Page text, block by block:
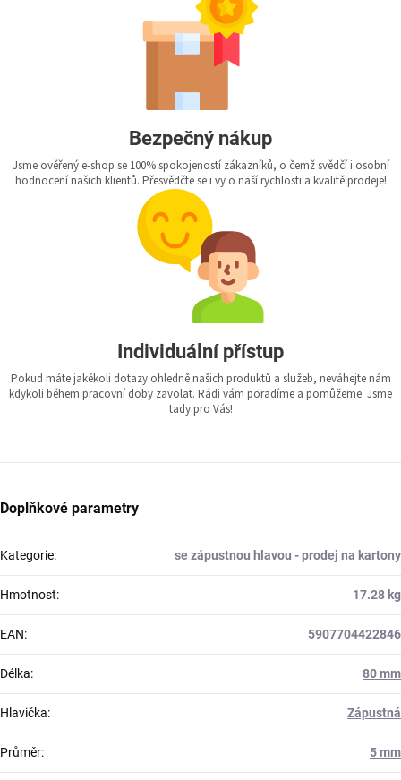
Bezpečný nákup
Jsme ověřený e-shop se 100% spokojeností zákazníků, o čemž svědčí i osobní
hodnocení našich klientů. Přesvědčte se i vy o naší rychlosti a kvalitě prodeje!
Individuální přístup
Pokud máte jakékoli dotazy ohledně našich produktů a služeb, neváhejte nám
kdykoli během pracovní doby zavolat. Rádi vám poradíme a pomůžeme. Jsme
tady pro Vás!
Doplňkové parametry
Kategorie: se zápustnou hlavou - prodej na kartony
Hmotnost: 17.28 kg
EAN: 5907704422846
Délka: 80 mm
Hlavička: Zápustná
Průměr: 5 mm